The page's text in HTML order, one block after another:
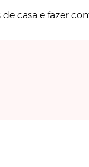
de casa e fazer